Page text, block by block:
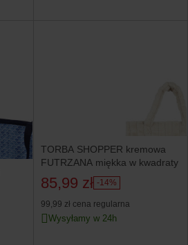
TORBA SHOPPER kremowa
FUTRZANA miękka w kwadraty
85,99 zł -14%
99,99 zł cena regularna
Wysyłamy w 24h